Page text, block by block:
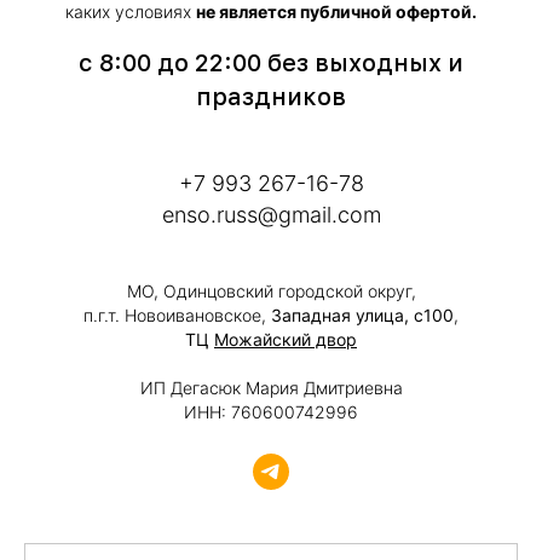
каких условиях не является публичной офертой.
с 8:00 до 22:00 без выходных и
праздников
+7 993 267-16-78
enso.russ@gmail.com
МО, Одинцовский городской округ,
п.г.т. Новоивановское, Западная улица, с100,
ТЦ Можайский двор
ИП Дегасюк Мария Дмитриевна
ИНН: 760600742996